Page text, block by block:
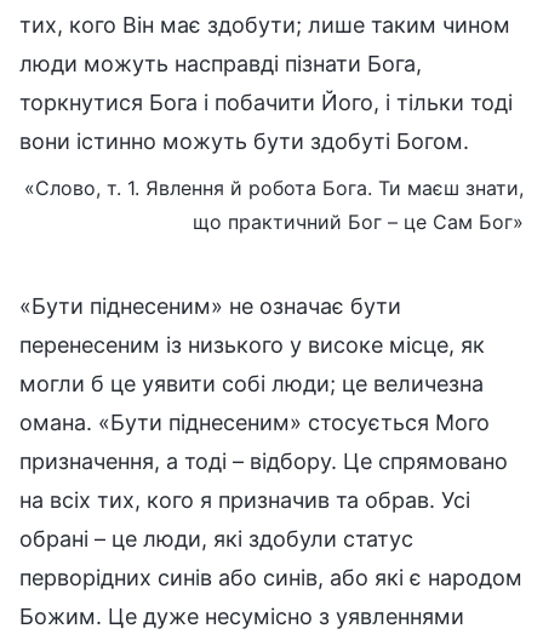
тих, кого Він має здобути; лише таким чином
люди можуть насправді пізнати Бога,
торкнутися Бога і побачити Його, і тільки тоді
вони істинно можуть бути здобуті Богом.
«Слово, т. 1. Явлення й робота Бога. Ти маєш знати,
що практичний Бог – це Сам Бог»
«Бути піднесеним» не означає бути
перенесеним із низького у високе місце, як
могли б це уявити собі люди; це величезна
омана. «Бути піднесеним» стосується Мого
призначення, а тоді – відбору. Це спрямовано
на всіх тих, кого я призначив та обрав. Усі
обрані – це люди, які здобули статус
перворідних синів або синів, або які є народом
Божим. Це дуже несумісно з уявленнями